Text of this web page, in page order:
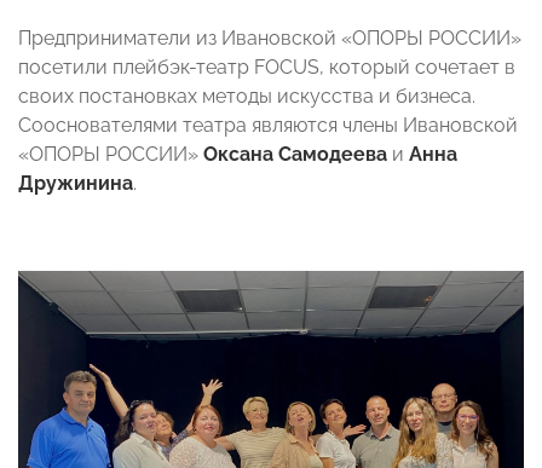
Предприниматели из Ивановской «ОПОРЫ РОССИИ»
посетили плейбэк-театр FOCUS, который сочетает в
своих постановках методы искусства и бизнеса.
Сооснователями театра являются члены Ивановской
«ОПОРЫ РОССИИ» Оксана Самодеева и Анна
Дружинина.